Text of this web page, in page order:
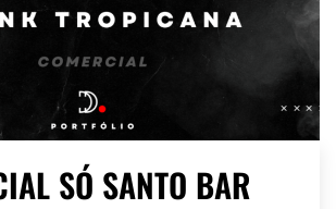
SÓ SANTO BAR